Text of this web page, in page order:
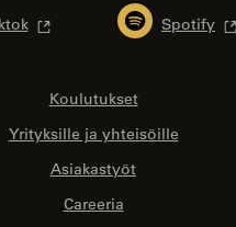
Spotify
Koulutukset
Yrityksille ja yhteisöille
Asiakastyöt
Careeria